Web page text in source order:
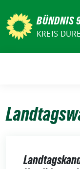
zum
Inhalt
BÜNDNIS
KREIS